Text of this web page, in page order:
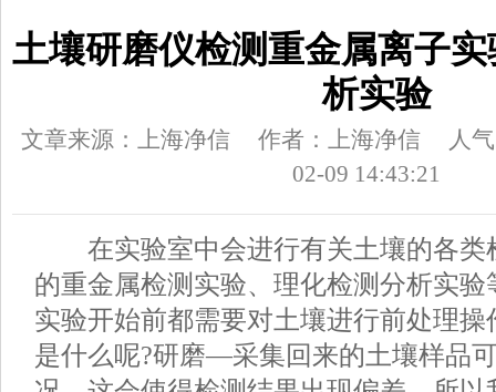
土壤研磨仪检测重金属离子
析实验
文章来源：上海净信 作者：上海净信
人
02-09 14:43:21
在实验室中会进行有关土壤的各类
的重金属检测实验、理化检测分析实
实验开始前都需要对土壤进行前处理
是什么呢?研磨—采集回来的土壤样品